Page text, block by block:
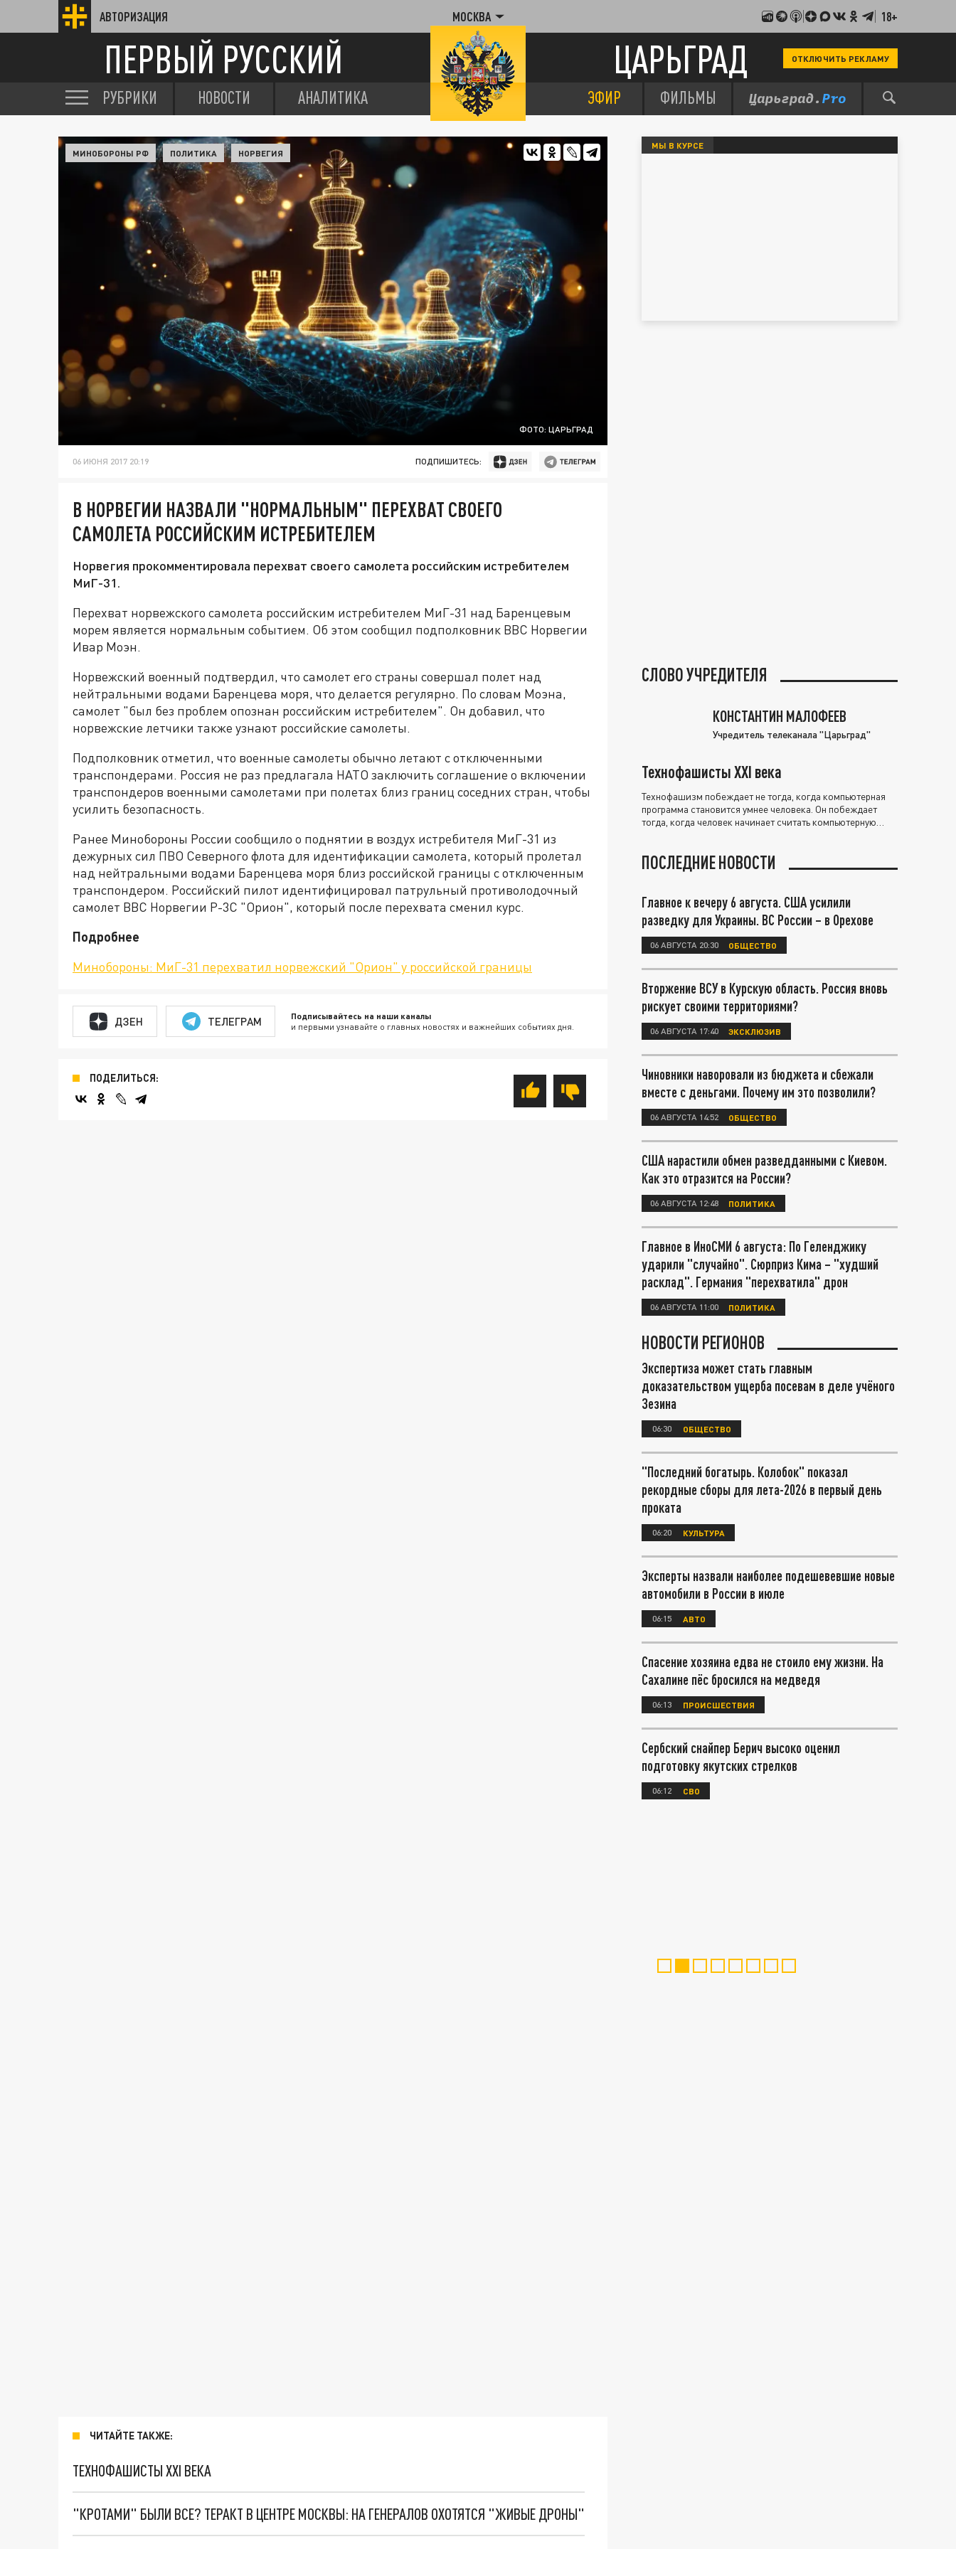
АВТОРИЗАЦИЯ МОСКВА 18+
ПЕРВЫЙ РУССКИЙ ЦАРЬГРАД ОТКЛЮЧИТЬ РЕКЛАМУ
РУБРИКИ НОВОСТИ АНАЛИТИКА ЭФИР ФИЛЬМЫ
ФОТО: ЦАРЬГРАД
МИНОБОРОНЫ РФ ПОЛИТИКА НОРВЕГИЯ
06 ИЮНЯ 2017 20:19 ПОДПИШИТЕСЬ:
В НОРВЕГИИ НАЗВАЛИ "НОРМАЛЬНЫМ" ПЕРЕХВАТ СВОЕГО
САМОЛЕТА РОССИЙСКИМ ИСТРЕБИТЕЛЕМ
Норвегия прокомментировала перехват своего самолета российским истребителем
МиГ-31.
Перехват норвежского самолета российским истребителем МиГ-31 над Баренцевым
морем является нормальным событием. Об этом сообщил подполковник ВВС Норвегии
Ивар Моэн.
Норвежский военный подтвердил, что самолет его страны совершал полет над
нейтральными водами Баренцева моря, что делается регулярно. По словам Моэна,
самолет "был без проблем опознан российским истребителем". Он добавил, что
норвежские летчики также узнают российские самолеты.
Подполковник отметил, что военные самолеты обычно летают с отключенными
транспондерами. Россия не раз предлагала НАТО заключить соглашение о включении
транспондеров военными самолетами при полетах близ границ соседних стран, чтобы
усилить безопасность.
Ранее Минобороны России сообщило о поднятии в воздух истребителя МиГ-31 из
дежурных сил ПВО Северного флота для идентификации самолета, который пролетал
над нейтральными водами Баренцева моря близ российской границы с отключенным
транспондером. Российский пилот идентифицировал патрульный противолодочный
самолет ВВС Норвегии P-3C "Орион", который после перехвата сменил курс.
Подробнее
Минобороны: МиГ-31 перехватил норвежский "Орион" у российской границы
ДЗЕН ТЕЛЕГРАМ Подписывайтесь на наши каналы
и первыми узнавайте о главных новостях и важнейших событиях дня.
ПОДЕЛИТЬСЯ:
ЧИТАЙТЕ ТАКЖЕ:
ТЕХНОФАШИСТЫ XXI ВЕКА
"КРОТАМИ" БЫЛИ ВСЕ? ТЕРАКТ В ЦЕНТРЕ МОСКВЫ: НА ГЕНЕРАЛОВ ОХОТЯТСЯ "ЖИВЫЕ ДРОНЫ"
МЫ В КУРСЕ
СЛОВО УЧРЕДИТЕЛЯ
КОНСТАНТИН МАЛОФЕЕВ
Учредитель телеканала "Царьград"
Технофашисты XXI века
Технофашизм побеждает не тогда, когда компьютерная
программа становится умнее человека. Он побеждает
тогда, когда человек начинает считать компьютерную
ПОСЛЕДНИЕ НОВОСТИ
Главное к вечеру 6 августа. США усилили
разведку для Украины. ВС России – в Орехове
06 АВГУСТА 20:30 ОБЩЕСТВО
Вторжение ВСУ в Курскую область. Россия вновь
рискует своими территориями?
06 АВГУСТА 17:40 ЭКСКЛЮЗИВ
Чиновники наворовали из бюджета и сбежали
вместе с деньгами. Почему им это позволили?
06 АВГУСТА 14:52 ОБЩЕСТВО
США нарастили обмен разведданными с Киевом.
Как это отразится на России?
06 АВГУСТА 12:48 ПОЛИТИКА
Главное в ИноСМИ 6 августа: По Геленджику
ударили "случайно". Сюрприз Кима – "худший
расклад". Германия "перехватила" дрон
06 АВГУСТА 11:00 ПОЛИТИКА
НОВОСТИ РЕГИОНОВ
Экспертиза может стать главным
доказательством ущерба посевам в деле учёного
Зезина
06:30 ОБЩЕСТВО
"Последний богатырь. Колобок" показал
рекордные сборы для лета-2026 в первый день
проката
06:20 КУЛЬТУРА
Эксперты назвали наиболее подешевевшие новые
автомобили в России в июле
06:15 АВТО
Спасение хозяина едва не стоило ему жизни. На
Сахалине пёс бросился на медведя
06:13 ПРОИСШЕСТВИЯ
Сербский снайпер Берич высоко оценил
подготовку якутских стрелков
06:12 СВО